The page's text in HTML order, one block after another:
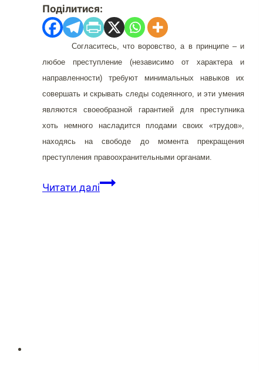
Поділитися:
Согласитесь, что воровство, а в принципе – и
любое преступление (независимо от характера и
направленности) требуют минимальных навыков их
совершать и скрывать следы содеянного, и эти умения
являются своеобразной гарантией для преступника
хоть немного насладится плодами своих «трудов»,
находясь на свободе до момента прекращения
преступления правоохранительными органами.
Читати даліМастер-